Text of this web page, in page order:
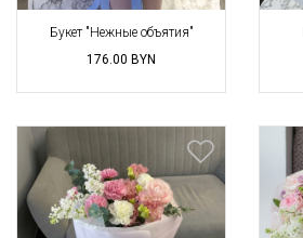
Букет "Нежные объятия"
176.00 BYN